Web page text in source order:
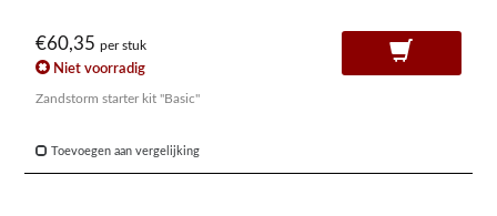
€60,35 per stuk
Niet voorradig
Zandstorm starter kit "Basic"
Toevoegen aan vergelijking